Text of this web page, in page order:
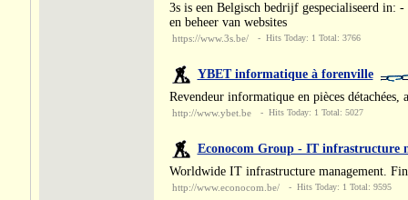
3s is een Belgisch bedrijf gespecialiseerd in:
en beheer van websites
https://www.3s.be/ - Hits Today: 1 Total: 3766
YBET informatique à forenville
Revendeur informatique en pièces
http://www.ybet.be - Hits Today: 1 Total: 5027
Econocom Group - IT infrastructure
Worldwide IT infrastructure management.
http://www.econocom.be/ - Hits Today: 1 Total: 9595